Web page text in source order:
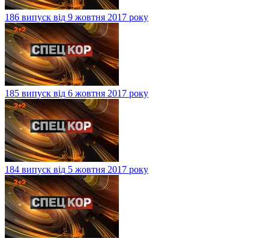
186 випуск від 9 жовтня 2017 року
185 випуск від 6 жовтня 2017 року
184 випуск від 5 жовтня 2017 року